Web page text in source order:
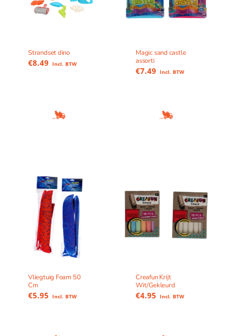
Strandset dino
€8.49 Incl. BTW
Magic sand castle
assorti
€7.49 Incl. BTW
Vliegtuig Foam 50
Cm
€5.95 Incl. BTW
Creafun Krijt
Wit/Gekleurd
€4.95 Incl. BTW